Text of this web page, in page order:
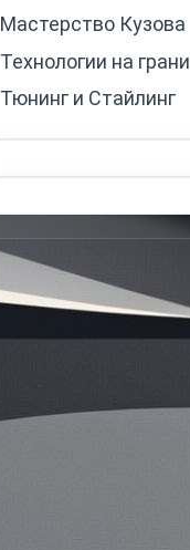
Мастерство Кузова
Технологии на грани
Тюнинг и Стайлинг